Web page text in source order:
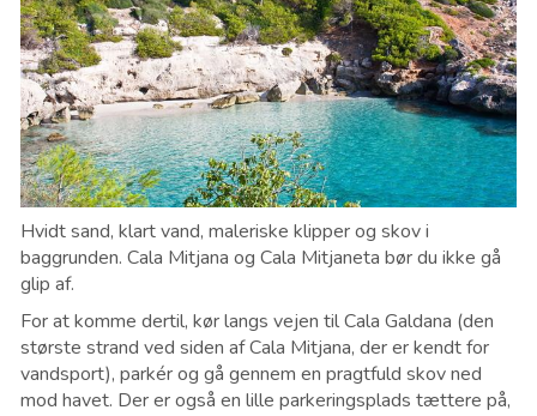
Hvidt sand, klart vand, maleriske klipper og skov i
baggrunden. Cala Mitjana og Cala Mitjaneta bør du ikke gå
glip af.
For at komme dertil, kør langs vejen til Cala Galdana (den
største strand ved siden af Cala Mitjana, der er kendt for
vandsport), parkér og gå gennem en pragtfuld skov ned
mod havet. Der er også en lille parkeringsplads tættere på,